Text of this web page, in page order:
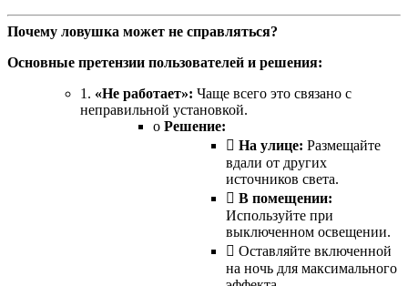
Почему ловушка может не справляться?
Основные претензии пользователей и решения:
1. «Не работает»: Чаще всего это связано с
неправильной установкой.
o Решение:
 На улице: Размещайте
вдали от других
источников света.
 В помещении:
Используйте при
выключенном освещении.
 Оставляйте включенной
на ночь для максимального